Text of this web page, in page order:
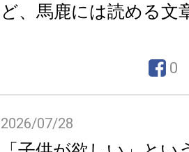
ど、馬鹿には読める文
0
2026/07/28